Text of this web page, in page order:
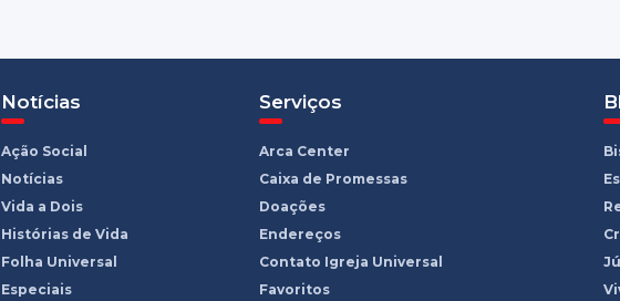
Notícias
Ação Social
Notícias
Vida a Dois
Histórias de Vida
Folha Universal
Especiais
Serviços
Arca Center
Caixa de Promessas
Doações
Endereços
Contato Igreja Universal
Favoritos